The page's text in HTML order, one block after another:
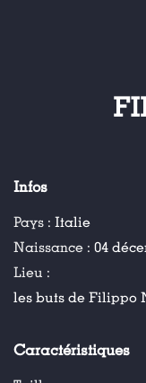
Infos
Pays : Italie
Naissance : 04
Lieu :
les buts de Filippo
Caractéristiques